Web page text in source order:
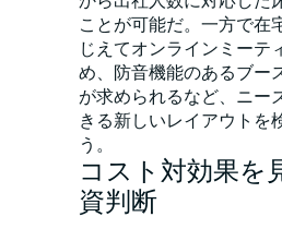
ことが可能だ。一方で在
じえてオンラインミーテ
め、防音機能のあるブー
が求められるなど、ニー
きる新しいレイアウトを
う。
コスト対効果を
資判断